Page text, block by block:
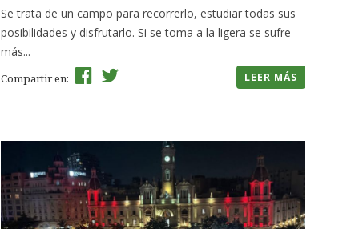
Se trata de un campo para recorrerlo, estudiar todas sus
posibilidades y disfrutarlo. Si se toma a la ligera se sufre
más...
Compartir en: LEER MÁS